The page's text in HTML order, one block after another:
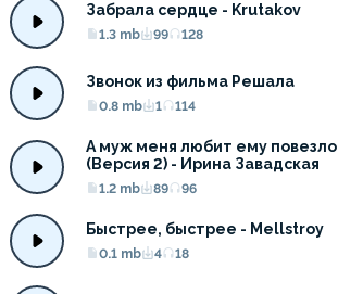
Забрала сердце - Krutakov
1.3 mb 99 128
Звонок из фильма Решала
0.8 mb 1 114
А муж меня любит ему повезло
(Версия 2) - Ирина Завадская
1.2 mb 89 96
Быстрее, быстрее - Mellstroy
0.1 mb 4 18